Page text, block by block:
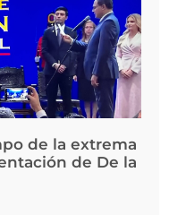
de la extrema
de De la